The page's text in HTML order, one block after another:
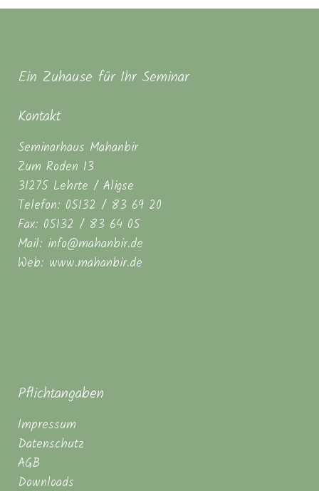
Ein Zuhause für Ihr Seminar
Kontakt
Seminarhaus Mahanbir
Zum Roden 13
31275 Lehrte / Aligse
Telefon: 05132 / 83 69 20
Fax: 05132 / 83 64 05
Mail: info@mahanbir.de
Web: www.mahanbir.de
Pflichtangaben
Impressum
Datenschutz
AGB
Downloads